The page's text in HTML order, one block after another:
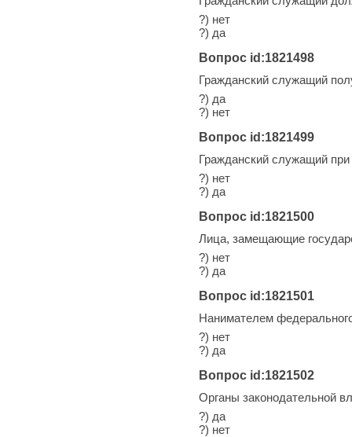
?) нет
?) да
Вопрос id:1821498
Гражданский служащий
?) да
?) нет
Вопрос id:1821499
Гражданский служащий при
?) нет
?) да
Вопрос id:1821500
Лица, замещающие
?) нет
?) да
Вопрос id:1821501
Нанимателем
?) нет
?) да
Вопрос id:1821502
Органы законодательной
?) да
?) нет